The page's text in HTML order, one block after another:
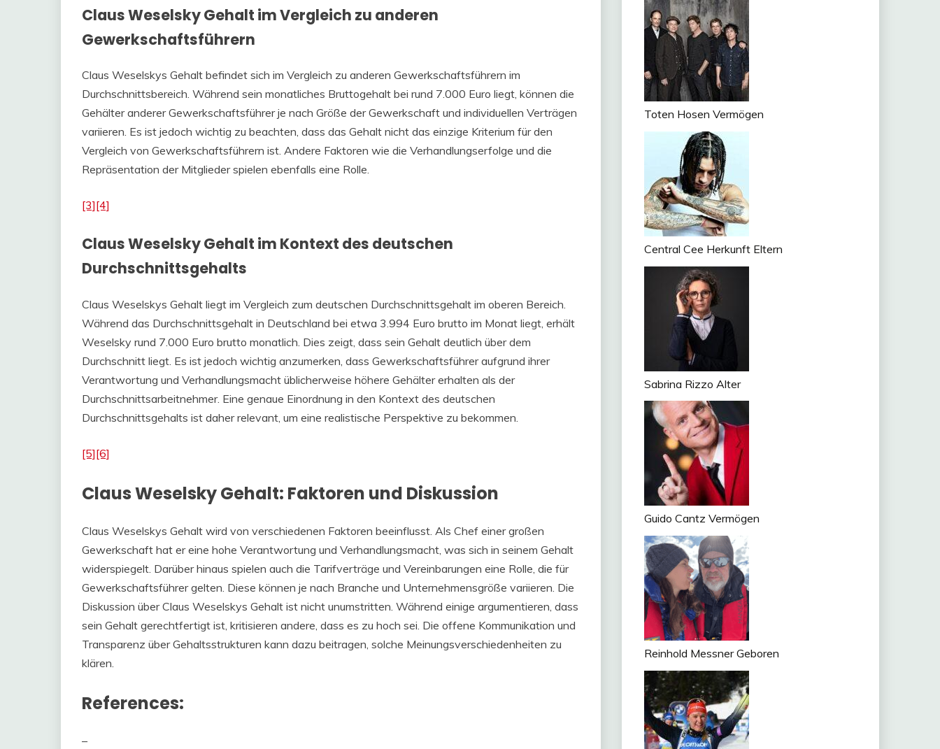
Claus Weselsky Gehalt im Vergleich zu anderen
Gewerkschaftsführern
Claus Weselskys Gehalt befindet sich im Vergleich zu anderen Gewerkschaftsführern im
Durchschnittsbereich. Während sein monatliches Bruttogehalt bei rund 7.000 Euro liegt, können die
Gehälter anderer Gewerkschaftsführer je nach Größe der Gewerkschaft und individuellen Verträgen
variieren. Es ist jedoch wichtig zu beachten, dass das Gehalt nicht das einzige Kriterium für den
Vergleich von Gewerkschaftsführern ist. Andere Faktoren wie die Verhandlungserfolge und die
Repräsentation der Mitglieder spielen ebenfalls eine Rolle.
[3][4]
Claus Weselsky Gehalt im Kontext des deutschen
Durchschnittsgehalts
Claus Weselskys Gehalt liegt im Vergleich zum deutschen Durchschnittsgehalt im oberen Bereich.
Während das Durchschnittsgehalt in Deutschland bei etwa 3.994 Euro brutto im Monat liegt, erhält
Weselsky rund 7.000 Euro brutto monatlich. Dies zeigt, dass sein Gehalt deutlich über dem
Durchschnitt liegt. Es ist jedoch wichtig anzumerken, dass Gewerkschaftsführer aufgrund ihrer
Verantwortung und Verhandlungsmacht üblicherweise höhere Gehälter erhalten als der
Durchschnittsarbeitnehmer. Eine genaue Einordnung in den Kontext des deutschen
Durchschnittsgehalts ist daher relevant, um eine realistische Perspektive zu bekommen.
[5][6]
Claus Weselsky Gehalt: Faktoren und Diskussion
Claus Weselskys Gehalt wird von verschiedenen Faktoren beeinflusst. Als Chef einer großen
Gewerkschaft hat er eine hohe Verantwortung und Verhandlungsmacht, was sich in seinem Gehalt
widerspiegelt. Darüber hinaus spielen auch die Tarifverträge und Vereinbarungen eine Rolle, die für
Gewerkschaftsführer gelten. Diese können je nach Branche und Unternehmensgröße variieren. Die
Diskussion über Claus Weselskys Gehalt ist nicht unumstritten. Während einige argumentieren, dass
sein Gehalt gerechtfertigt ist, kritisieren andere, dass es zu hoch sei. Die offene Kommunikation und
Transparenz über Gehaltsstrukturen kann dazu beitragen, solche Meinungsverschiedenheiten zu
klären.
References:
–
Toten Hosen Vermögen
Central Cee Herkunft Eltern
Sabrina Rizzo Alter
Guido Cantz Vermögen
Reinhold Messner Geboren